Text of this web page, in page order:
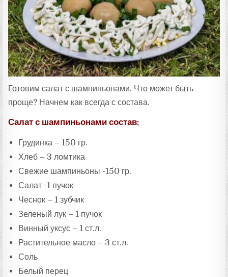
Готовим салат с шампиньонами. Что может быть
проще? Начнем как всегда с состава.
Салат с шампиньонами состав:
Грудинка – 150 гр.
Хлеб – 3 ломтика
Свежие шампиньоны -150 гр.
Салат -1 пучок
Чеснок – 1 зубчик
Зеленый лук – 1 пучок
Винный уксус – 1 ст.л.
Растительное масло – 3 ст.л.
Соль
Белый перец